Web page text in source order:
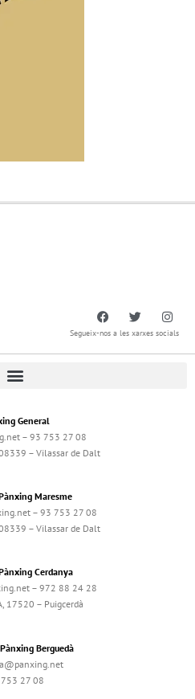
Segueix-nos a les xarxes socials
General
– 93 753 27 08
– Vilassar de Dalt
Maresme
– 93 753 27 08
– Vilassar de Dalt
Cerdanya
– 972 88 24 28
17520 – Puigcerdà
Berguedà
27 08